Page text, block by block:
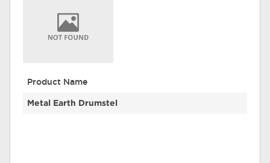
Product Name
Metal Earth Drumstel